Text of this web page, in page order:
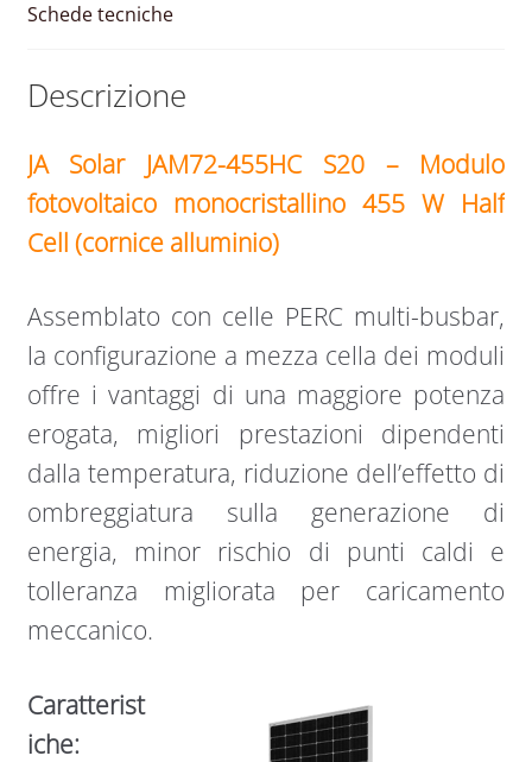
Schede tecniche
Descrizione
JA Solar JAM72-455HC S20 – Modulo
fotovoltaico monocristallino 455 W Half
Cell (cornice alluminio)
Assemblato con celle PERC multi-busbar,
la configurazione a mezza cella dei moduli
offre i vantaggi di una maggiore potenza
erogata, migliori prestazioni dipendenti
dalla temperatura, riduzione dell’effetto di
ombreggiatura sulla generazione di
energia, minor rischio di punti caldi e
tolleranza migliorata per caricamento
meccanico.
Caratterist
iche: